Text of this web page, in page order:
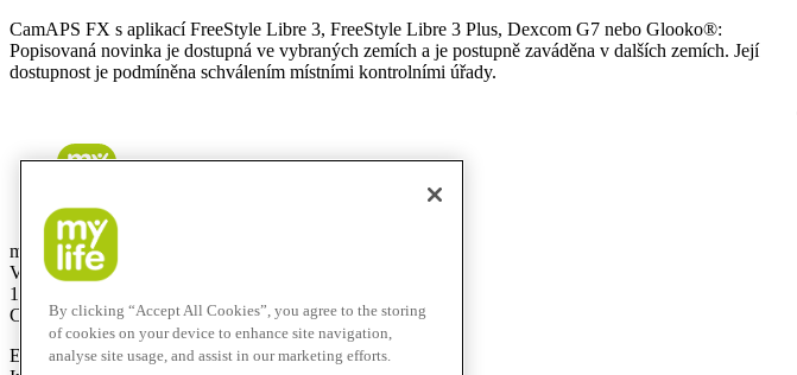
CamAPS FX s aplikací FreeStyle Libre 3, FreeStyle Libre 3 Plus, Dexcom G7 nebo Glooko®:
Popisovaná novinka je dostupná ve vybraných zemích a je postupně zaváděna v dalších zemích. Její
dostupnost je podmíněna schválením místními kontrolními úřady.
mylife Diabetes Care s.r.o.
Vinohradská 1597/174
130 00 Praha 3
Czech Republic
E-Mail:info@mylife-diabetescare.cz
By clicking “Accept All Cookies”, you agree to the storing
of cookies on your device to enhance site navigation,
analyse site usage, and assist in our marketing efforts.